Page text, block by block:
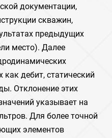
документации,
скважин,
предыдущих
место). Далее
дебит, статический
Отклонение этих
указывает на
Для более точной
элементов